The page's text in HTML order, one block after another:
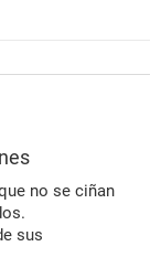
no se ciñan
sus